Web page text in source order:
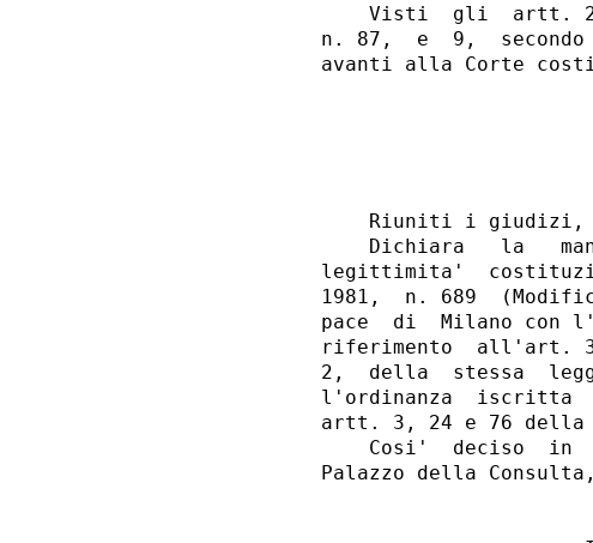
Visti  gli  artt.
n. 87,  e  9,
    Riuniti i giudizi,
Dichiara   la
legittimita'
1981,  n. 689
pace  di  Milano con
riferimento  all'art. 3
2,  della  stessa
l'ordinanza  iscritta
artt. 3, 24 e 76 della
Cosi'  deciso  in
Palazzo della